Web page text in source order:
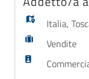
di
lavoro
Carica
Login
Italia,
Vendite